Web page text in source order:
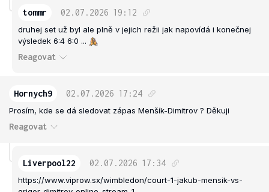
tommr 02.07.2026 19:12
druhej set už byl ale plně v jejich režii jak napovídá i konečnej
výsledek 6:4 6:0 ...
Reagovat
Hornych9 02.07.2026 17:24
Prosím, kde se dá sledovat zápas Menšík-Dimitrov ? Děkuji
Reagovat
Liverpool22 02.07.2026 17:34
https://www.viprow.sx/wimbledon/court-1-jakub-mensik-vs-